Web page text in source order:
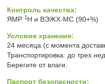
Контроль качества:
ЯМР 1 H и ВЭЖХ-МС (90+%)
Условия хранения:
24 месяца (с момента
Транспортировка: до трех
Берегите от влаги.
Паспорт безопасности: